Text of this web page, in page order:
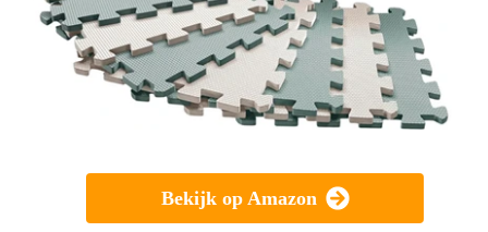
Bekijk op Amazon